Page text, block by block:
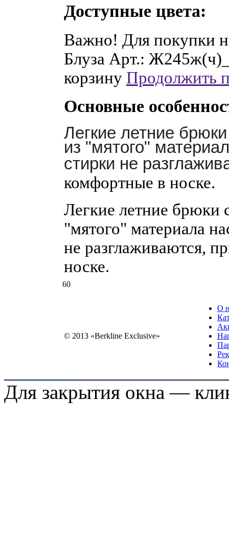
Доступные цвета:
Важно! Для покупки
Блуза Арт.:
корзину Продолжить
Основные
Легкие летние
из "мятого"
стирки не
комфортные в носке.
Легкие летние брюки
"мятого" материала
не разглаживаются,
носке.
60
© 2013 «Berkline Exclusive»
О
Для закрытия окна —